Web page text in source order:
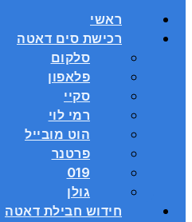
ראשי
רכישת סים דאטה
סלקום
פלאפון
סקיי
רמי לוי
הוט מובייל
פרטנר
019
גולן
חידוש חבילת דאטה